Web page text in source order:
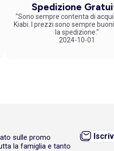
Spedizione
"Sono sempre contenta di
Kiabi. I prezzi sono sempre
la spedizione."
2024-10-01
sulle promo
la famiglia e tanto